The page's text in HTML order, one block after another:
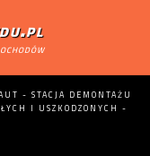
- STACJA DEMONTAŻU
I USZKODZONYCH -